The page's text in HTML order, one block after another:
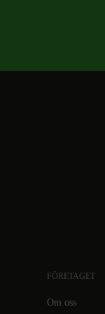
FÖRETAGET
Om oss